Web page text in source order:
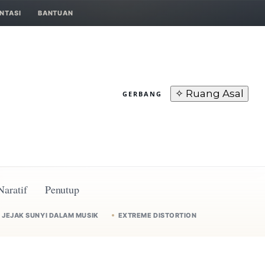
BANTUAN
GERBANG ✧ Ruang Asal
Penutup
JEJAK SUNYI DALAM MUSIK EXTREME DISTORTION